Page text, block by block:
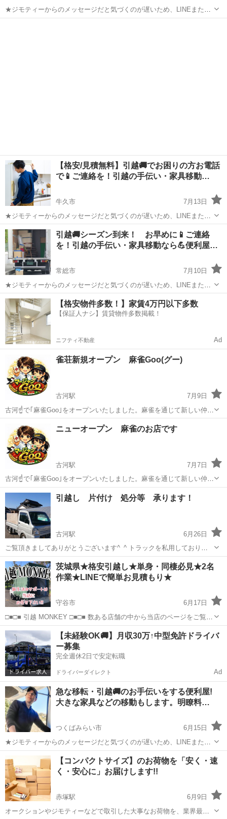
★ジモティーからのメッセージだと気づくのが遅いため、LINEまたは
お電話の方が早く対応出来ます ご覧いただき有り難うございます 女性
【格安/見積無料】引越🚚でお困りの方お電話
で📱ご連絡を！引越の手伝い・家具移動…
牛久市
7月13日
★ジモティーからのメッセージだと気づくのが遅いため、LINEまたは
📱お電話の方が早く対応出来ます😄弊社は龍ヶ崎市にある便利屋セイ
ロンです。 ご覧いただき有り難うございます。 急な転勤や引越をされ
る方でお困...
茨城 牛久市 引っ越し 手伝い
引越🚚シーズン到来！ お早めに📱ご連絡
を！引越の手伝い・家具移動なら💪便利屋
常総市
7月10日
★ジモティーからのメッセージだと気づくのが遅いため、LINEまたは
お電話の方が早く対応出来ます 引っ越しシーズン到来です🚚 ご覧いた
だき有り難うございます 女性の方のご利用率8割！ 安心してご利用
頂けるサービスです...
茨城 常総市 引っ越し 手伝い
【格安物件多数！】家賃4万円以下多数
【保証人ナシ】賃貸物件多数掲載！
ニフティ不動産 Ad
雀荘新規オープン 麻雀Goo(グー)
古河駅
7月9日
古河☝️で｢麻雀Goo｣をオープンいたしました。麻雀を通じて新しい仲間
が出来たり、楽しい時間を過ごせたらいいなと思っています。よろし
くお願いいたします。
茨城 引っ越し
ニューオープン 麻雀のお店です
古河駅
7月7日
古河☝️で｢麻雀Goo｣をオープンいたしました。麻雀を通じて新しい仲間
が出来たり、楽しい時間を過ごせたらいいなと思っています。よろし
くお願いいたします。
茨城 古河市 古河駅 引っ越し
引越し 片付け 処分等 承ります！
古河駅
6月26日
ご覧頂きましてありがとうございます^_^ トラックを私用しておりま
す！ ご希望の日時、時間等 出来るだけ ご対応をさせて頂きますの
で、短い距離でも お気軽にご連絡ください。 ※ご連絡頂いた内容に
てお見積もりをさせて頂き...
茨城 古河市 古河駅 引っ越し
茨城県★格安引越し★単身・同棲必見★2名
作業★LINEで簡単お見積もり★
守谷市
6月17日
□■□■ 引越 MONKEY □■□■ 数ある店舗の中から当店のページをご覧頂
きありがとうございます。 【3月、4月のご予約はお早めにお願い致し
ます】 当店は大手出身のスタッフのみで構成し、お客様に寄り添える
サービスを...
茨城 守谷市 引っ越し 無料
【未経験OK🚚】月収30万↑中型免許ドライバ
ー募集
完全週休2日で安定転職
ドライバーダイレクト Ad
急な移転・引越🚚のお手伝いをする便利屋!
大きな家具などの移動もします。明瞭料…
つくばみらい市
6月15日
★ジモティーからのメッセージだと気づくのが遅いため、LINEまたは
お電話の方が早く対応出来ます ご覧いただき有り難うございます 女性
の方のご利用率8割！ 安心してご利用頂けるサービスです また企業
の異動や転...
つくばみらい市 引っ越し 料金
【コンパクトサイズ】のお荷物を「安く・速
く・安心に」お届けします!!
赤塚駅
6月9日
オークションやジモティーなどで取引した大事なお荷物を、業界最安